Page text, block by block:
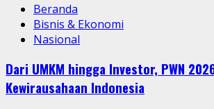
Beranda
Bisnis & Ekonomi
Nasional
Dari UMKM hingga Investor, PWN
Kewirausahaan Indonesia